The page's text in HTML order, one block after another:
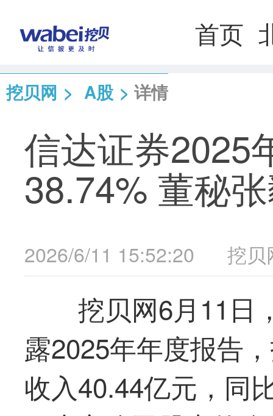
首页
挖贝网 > A股 > 详情
信达证券2025
38.74% 董秘
2026/6/11 15:52:20 挖贝
挖贝网6月11日
露2025年年度报告
收入40.44亿元，同